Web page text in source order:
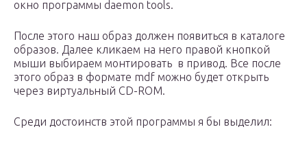
окно программы daemon tools.
После этого наш образ должен появиться в каталоге
образов. Далее кликаем на него правой кнопкой
мыши выбираем монтировать в привод. Все после
этого образ в формате mdf можно будет открыть
через виртуальный CD-ROM.
Среди достоинств этой программы я бы выделил: